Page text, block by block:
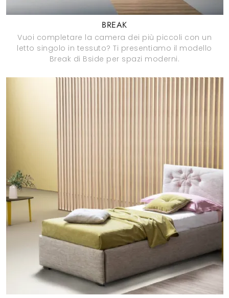
BREAK
Vuoi completare la camera dei più piccoli con un
letto singolo in tessuto? Ti presentiamo il modello
Break di Bside per spazi moderni.